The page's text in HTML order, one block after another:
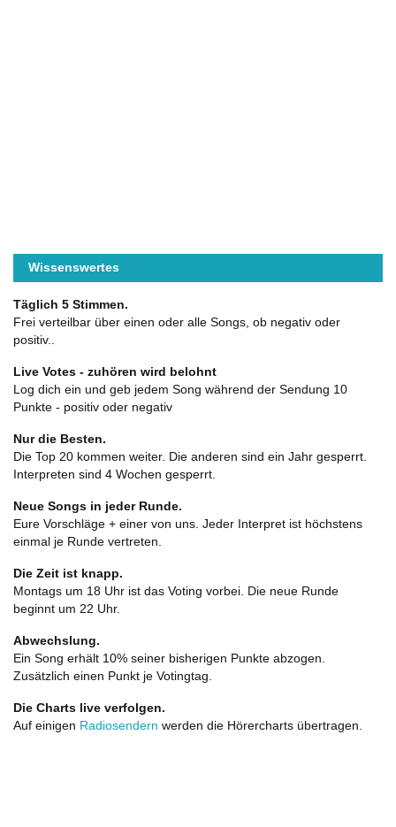
Wissenswertes
Täglich 5 Stimmen.
Frei verteilbar über einen oder alle Songs, ob negativ oder
positiv..
Live Votes - zuhören wird belohnt
Log dich ein und geb jedem Song während der Sendung 10
Punkte - positiv oder negativ
Nur die Besten.
Die Top 20 kommen weiter. Die anderen sind ein Jahr gesperrt.
Interpreten sind 4 Wochen gesperrt.
Neue Songs in jeder Runde.
Eure Vorschläge + einer von uns. Jeder Interpret ist höchstens
einmal je Runde vertreten.
Die Zeit ist knapp.
Montags um 18 Uhr ist das Voting vorbei. Die neue Runde
beginnt um 22 Uhr.
Abwechslung.
Ein Song erhält 10% seiner bisherigen Punkte abzogen.
Zusätzlich einen Punkt je Votingtag.
Die Charts live verfolgen.
Auf einigen Radiosendern werden die Hörercharts übertragen.